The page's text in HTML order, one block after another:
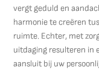
vergt geduld en
harmonie te creëren
ruimte. Echter, met
uitdaging resulteren in
aansluit bij uw